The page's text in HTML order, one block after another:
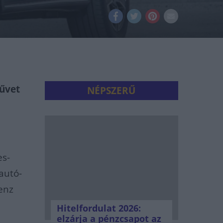
NÉPSZERŰ
Hitelfordulat 2026:
elzárja a pénzcsapot az